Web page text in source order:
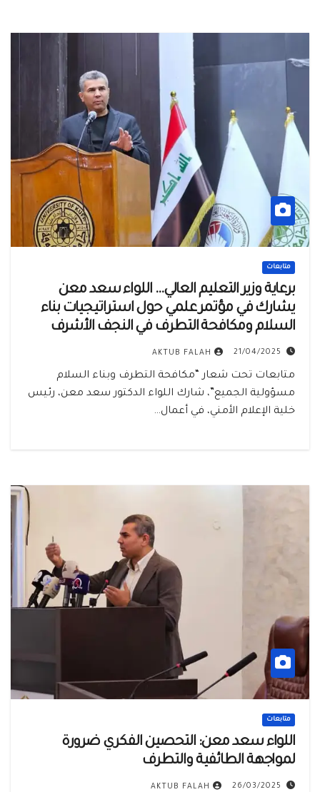
متابعات
برعاية وزير التعليم العالي… اللواء سعد معن
يشارك في مؤتمر علمي حول استراتيجيات بناء
السلام ومكافحة التطرف في النجف الأشرف
21/04/2025
AKTUB FALAH
متابعات تحت شعار “مكافحة التطرف وبناء السلام
مسؤولية الجميع”، شارك اللواء الدكتور سعد معن، رئيس
خلية الإعلام الأمني، في أعمال…
متابعات
اللواء سعد معن: التحصين الفكري ضرورة
لمواجهة الطائفية والتطرف
26/03/2025
AKTUB FALAH